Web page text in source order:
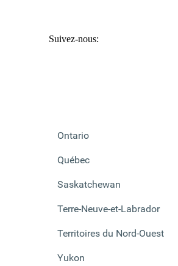
Suivez-nous:
Ontario
Québec
Saskatchewan
Terre-Neuve-et-Labrador
Territoires du Nord-Ouest
Yukon